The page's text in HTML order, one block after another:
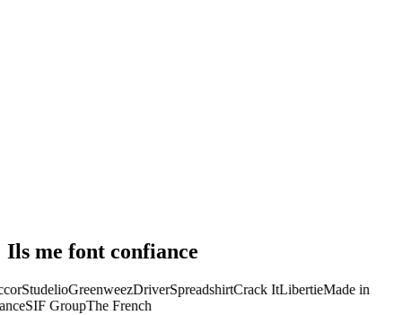
Ils me font confiance
StudelioGreenweezDriverSpreadshirtCrack ItLibertieMade in
SIF GroupThe French